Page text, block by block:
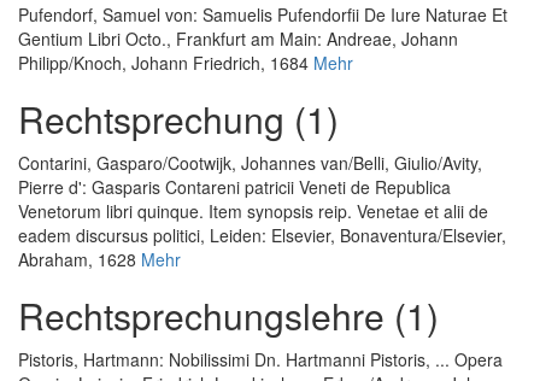
Pufendorf, Samuel von: Samuelis Pufendorfii De Iure Naturae Et
Gentium Libri Octo., Frankfurt am Main: Andreae, Johann
Philipp/Knoch, Johann Friedrich, 1684 Mehr
Rechtsprechung (1)
Contarini, Gasparo/Cootwijk, Johannes van/Belli, Giulio/Avity,
Pierre d': Gasparis Contareni patricii Veneti de Republica
Venetorum libri quinque. Item synopsis reip. Venetae et alii de
eadem discursus politici, Leiden: Elsevier, Bonaventura/Elsevier,
Abraham, 1628 Mehr
Rechtsprechungslehre (1)
Pistoris, Hartmann: Nobilissimi Dn. Hartmanni Pistoris, ... Opera